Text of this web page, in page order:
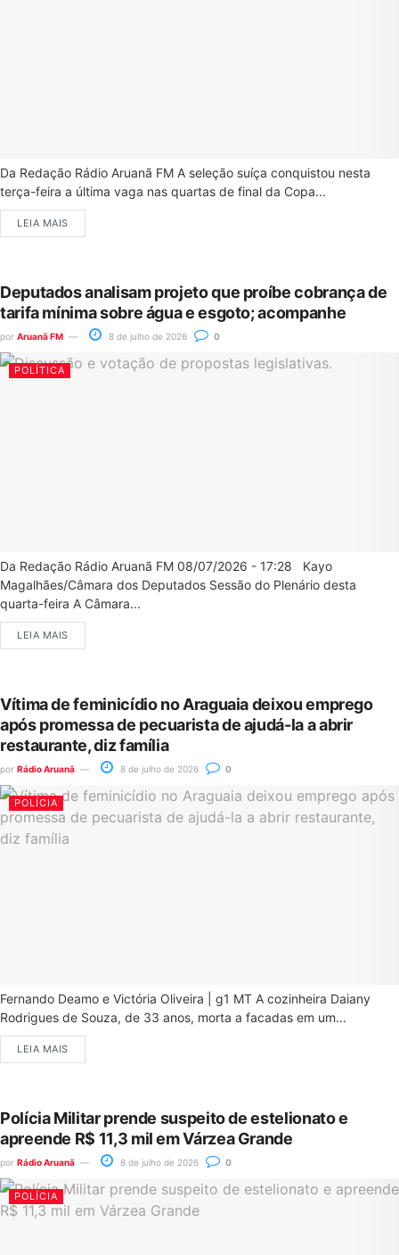
Da Redação Rádio Aruanã FM A seleção suíça conquistou nesta
terça-feira a última vaga nas quartas de final da Copa...
LEIA MAIS
Deputados analisam projeto que proíbe cobrança de
tarifa mínima sobre água e esgoto; acompanhe
por Aruanã FM 8 de julho de 2026 0
POLÍTICA
Da Redação Rádio Aruanã FM 08/07/2026 - 17:28 Kayo
Magalhães/Câmara dos Deputados Sessão do Plenário desta
quarta-feira A Câmara...
LEIA MAIS
Vítima de feminicídio no Araguaia deixou emprego
após promessa de pecuarista de ajudá-la a abrir
restaurante, diz família
por Rádio Aruanã 8 de julho de 2026 0
POLÍCIA
Fernando Deamo e Victória Oliveira | g1 MT A cozinheira Daiany
Rodrigues de Souza, de 33 anos, morta a facadas em um...
LEIA MAIS
Polícia Militar prende suspeito de estelionato e
apreende R$ 11,3 mil em Várzea Grande
por Rádio Aruanã 8 de julho de 2026 0
POLÍCIA